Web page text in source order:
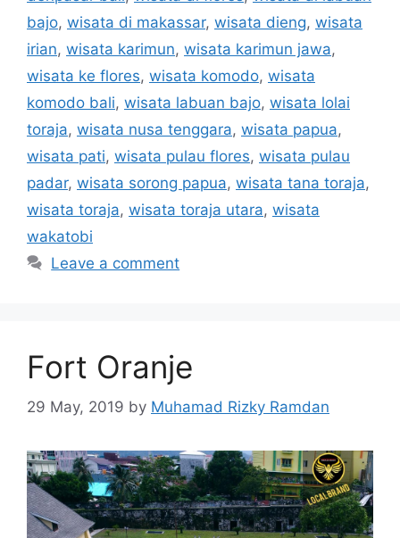
bajo, wisata di makassar, wisata dieng, wisata
irian, wisata karimun, wisata karimun jawa,
wisata ke flores, wisata komodo, wisata
komodo bali, wisata labuan bajo, wisata lolai
toraja, wisata nusa tenggara, wisata papua,
wisata pati, wisata pulau flores, wisata pulau
padar, wisata sorong papua, wisata tana toraja,
wisata toraja, wisata toraja utara, wisata
wakatobi
Leave a comment
Fort Oranje
29 May, 2019 by Muhamad Rizky Ramdan